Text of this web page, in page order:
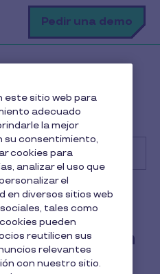
Pedir una demo
Pluxee Regalo?
envío hay en
este sitio web para
adecuado
la mejor
su consentimiento,
cookies para
analizar el uso que
el
en diversos sitios web
tales como
pueden
reutilicen sus
relevantes
con nuestro sitio.